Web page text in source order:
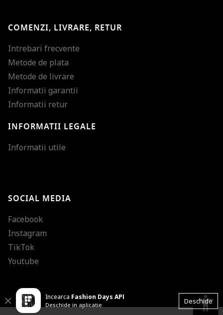
COMENZI, LIVRARE, RETUR
Intrebari frecvente
Metode de plata
Metode de livrare
Informatii garantii
Informatii retur
INFORMATII LEGALE
Informatii utile
SOCIAL MEDIA
Facebook
Instagram
TikTok
Youtube
Incearca Fashion Days APP
Deschide in aplicatie Deschide
Close accessibility
Cursor mare